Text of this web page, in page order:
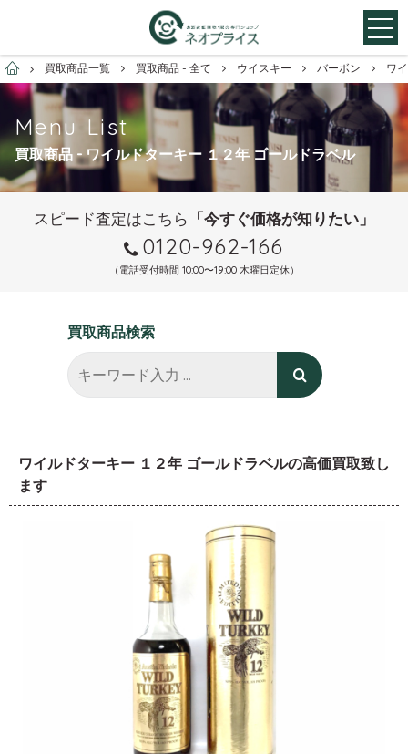
お酒買取専門店ネオプライス
買取商品一覧 買取商品 - 全て ウイスキー バーボン ワ
Menu List
買取商品 - ワイルドターキー １２年 ゴールドラベル
スピード査定はこちら 「今すぐ価格が知りたい」
0120-962-166
（電話受付時間 10:00〜19:00 木曜日定休）
買取商品検索
ワイルドターキー １２年 ゴールドラベルの高価買取致し
ます